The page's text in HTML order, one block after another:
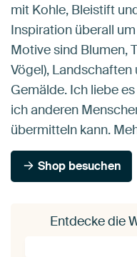
mit Kohle, Bleistift
Inspiration überall
Motive sind Blumen,
Vögel),
Gemälde. Ich liebe
ich anderen
übermitteln kann.
Shop besuchen
Entdecke die